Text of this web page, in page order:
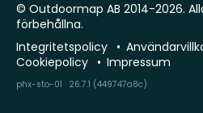
© Outdoormap AB 2014-2026.
förbehållna.
Integritetspolicy
Cookiepolicy
Impressum
phx-sto-01 · 26.7.1 (449747a8c)